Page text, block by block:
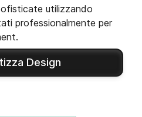
utilizzando
professionalmente per
Design